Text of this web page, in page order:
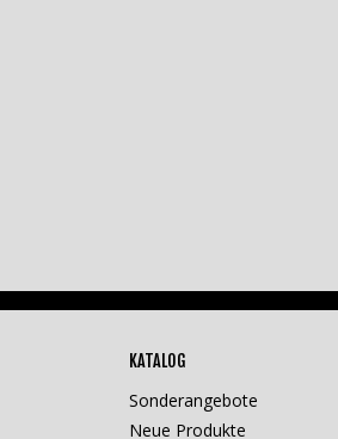
KATALOG
Sonderangebote
Neue Produkte